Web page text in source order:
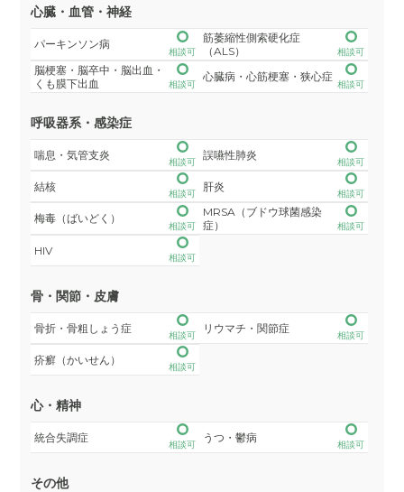
心臓・血管・神経
パーキンソン病
相談可
筋萎縮性側索硬化症
（ALS）
相談可
脳梗塞・脳卒中・脳出血・
くも膜下出血
相談可
心臓病・心筋梗塞・狭心症
相談可
呼吸器系・感染症
喘息・気管支炎
相談可
誤嚥性肺炎
相談可
結核
相談可
肝炎
相談可
梅毒（ばいどく）
相談可
MRSA（ブドウ球菌感染
症）
相談可
HIV
相談可
骨・関節・皮膚
骨折・骨粗しょう症
相談可
リウマチ・関節症
相談可
疥癬（かいせん）
相談可
心・精神
統合失調症
相談可
うつ・鬱病
相談可
その他